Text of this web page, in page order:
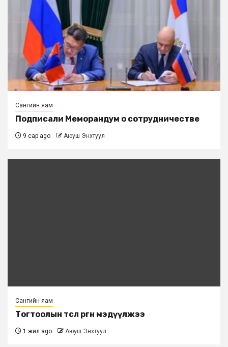
Сангийн яам
Подписали Меморандум о сотрудничестве
9 сар ago Аюуш Энхтуул
Сангийн яам
Тогтоолын төсөл өргөн мэдүүлжээ
1 жил ago Аюуш Энхтуул